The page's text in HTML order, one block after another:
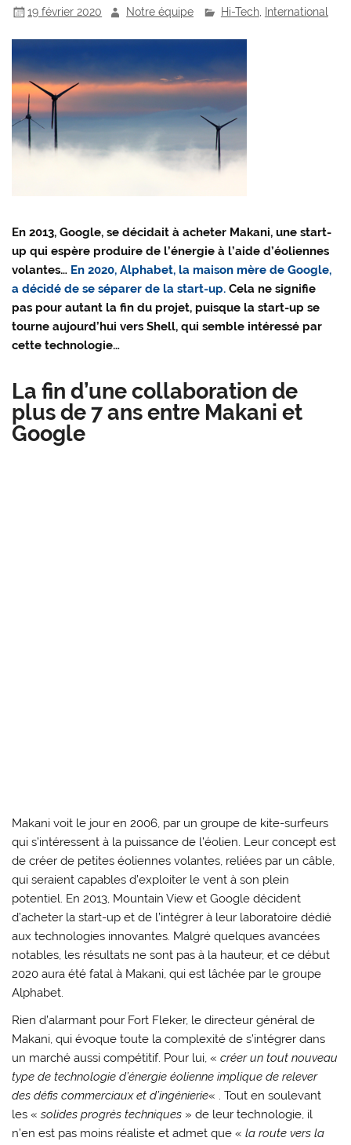
19 février 2020 Notre équipe Hi-Tech, International
En 2013, Google, se décidait à acheter Makani, une start-
up qui espère produire de l’énergie à l’aide d’éoliennes
volantes… En 2020, Alphabet, la maison mère de Google,
a décidé de se séparer de la start-up. Cela ne signifie
pas pour autant la fin du projet, puisque la start-up se
tourne aujourd’hui vers Shell, qui semble intéressé par
cette technologie…
La fin d’une collaboration de
plus de 7 ans entre Makani et
Google
Makani voit le jour en 2006, par un groupe de kite-surfeurs
qui s’intéressent à la puissance de l’éolien. Leur concept est
de créer de petites éoliennes volantes, reliées par un câble,
qui seraient capables d’exploiter le vent à son plein
potentiel. En 2013, Mountain View et Google décident
d’acheter la start-up et de l’intégrer à leur laboratoire dédié
aux technologies innovantes. Malgré quelques avancées
notables, les résultats ne sont pas à la hauteur, et ce début
2020 aura été fatal à Makani, qui est lâchée par le groupe
Alphabet.
Rien d’alarmant pour Fort Fleker, le directeur général de
Makani, qui évoque toute la complexité de s’intégrer dans
un marché aussi compétitif. Pour lui, «créer un tout nouveau
type de technologie d’énergie éolienne implique de relever
des défis commerciaux et d’ingénierie« . Tout en soulevant
les «solides progrès techniques » de leur technologie, il
n’en est pas moins réaliste et admet que «la route vers la